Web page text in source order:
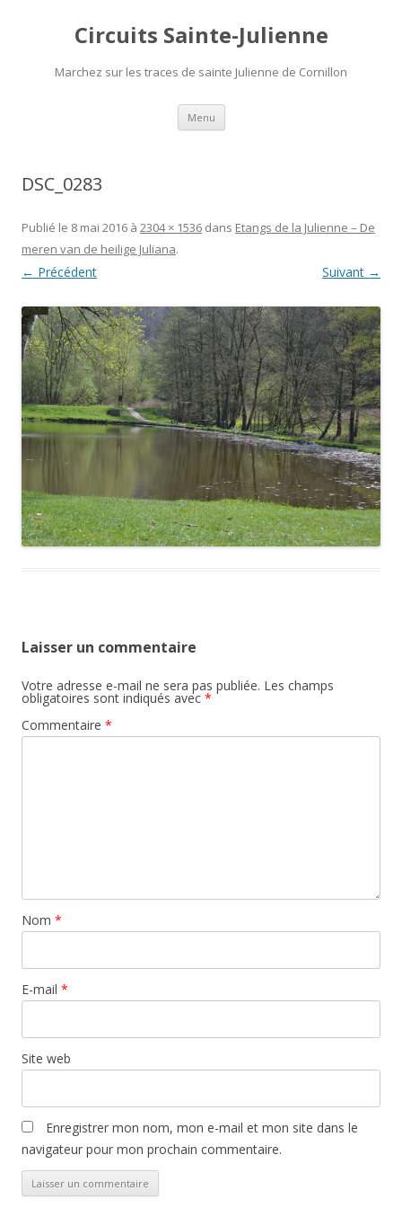
Circuits Sainte-Julienne
Marchez sur les traces de sainte Julienne de Cornillon
Menu Aller
contenu
DSC_0283
Publié le 8 mai 2016 à 2304 × 1536 dans Etangs de la Julienne – De
meren van de heilige Juliana.
← Précédent Suivant →
Laisser un commentaire
Votre adresse e-mail ne sera pas publiée. Les champs
obligatoires sont indiqués avec *
Commentaire *
Nom *
E-mail *
Site web
Enregistrer mon nom, mon e-mail et mon site dans le
navigateur pour mon prochain commentaire.